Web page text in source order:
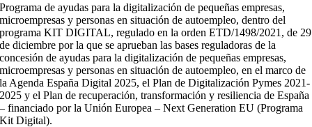
Programa de ayudas para la digitalización de pequeñas empresas,
microempresas y personas en situación de autoempleo, dentro del
programa KIT DIGITAL, regulado en la orden ETD/1498/2021, de 29
de diciembre por la que se aprueban las bases reguladoras de la
concesión de ayudas para la digitalización de pequeñas empresas,
microempresas y personas en situación de autoempleo, en el marco de
la Agenda España Digital 2025, el Plan de Digitalización Pymes 2021-
2025 y el Plan de recuperación, transformación y resiliencia de España
– financiado por la Unión Europea – Next Generation EU (Programa
Kit Digital).